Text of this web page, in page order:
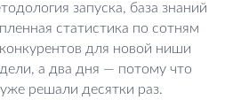
запуска, база знаний
статистика по сотням
для новой ниши
а два дня — потому что
решали десятки раз.